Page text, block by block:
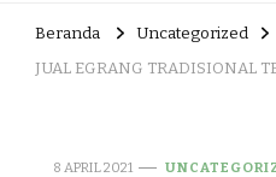
Beranda
Uncategorized
JUAL EGRANG TRADISIONAL
8 APRIL 2021